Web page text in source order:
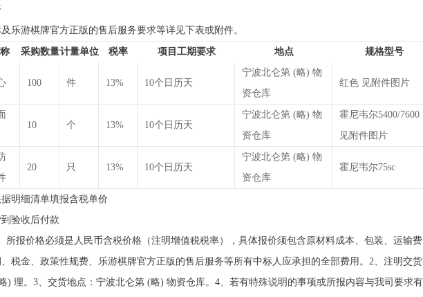
乐游棋牌官方正版的售后服务要求等详见下表或附件。
采购数量计量单位 税率 项目工期要求 地点 规格型号
100 件 13% 10个日历天
宁波北仑第 (略) 物
资仓库
红色 见附件图片
10 个 13% 10个日历天
宁波北仑第 (略) 物
资仓库
霍尼韦尔5400/7600
见附件图片
20 只 13% 10个日历天
宁波北仑第 (略) 物
资仓库
霍尼韦尔75sc
明细清单填报含税单价
验收后付款
所报价格必须是人民币含税价格（注明增值税税率），具体报价须包含原材料成本、包装、运输
税金、政策性规费、乐游棋牌官方正版的售后服务等所有中标人应承担的全部费用。2、注明交
) 理。3、交货地点：宁波北仑第 (略) 物资仓库。4、若有特殊说明的事项或所报内容与我司要求